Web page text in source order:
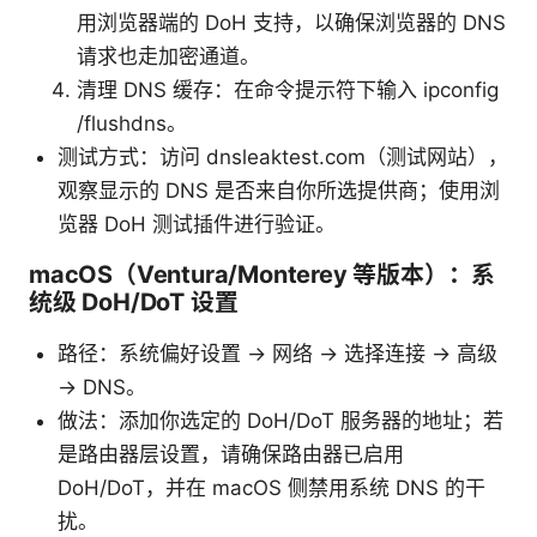
用浏览器端的 DoH 支持，以确保浏览器的 DNS
请求也走加密通道。
清理 DNS 缓存：在命令提示符下输入 ipconfig
/flushdns。
测试方式：访问 dnsleaktest.com（测试网站），
观察显示的 DNS 是否来自你所选提供商；使用浏
览器 DoH 测试插件进行验证。
macOS（Ventura/Monterey 等版本）：系
统级 DoH/DoT 设置
路径：系统偏好设置 -> 网络 -> 选择连接 -> 高级
-> DNS。
做法：添加你选定的 DoH/DoT 服务器的地址；若
是路由器层设置，请确保路由器已启用
DoH/DoT，并在 macOS 侧禁用系统 DNS 的干
扰。